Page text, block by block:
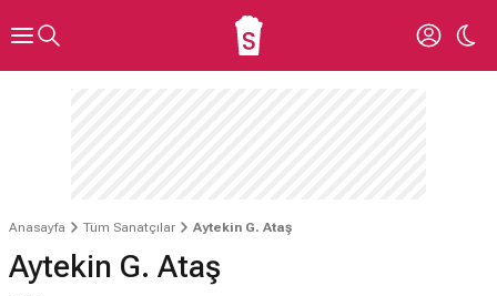
Anasayfa Tüm Sanatçılar Aytekin G. Ataş
Aytekin G. Ataş